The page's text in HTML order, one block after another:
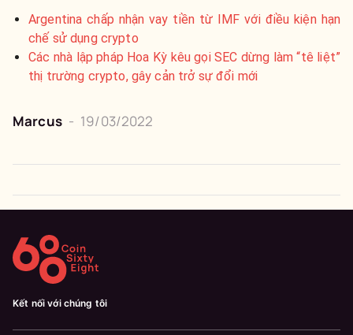
Argentina chấp nhận vay tiền từ IMF với điều kiện hạn
chế sử dụng crypto
Các nhà lập pháp Hoa Kỳ kêu gọi SEC dừng làm “tê liệt”
thị trường crypto, gây cản trở sự đổi mới
Marcus - 19/03/2022
Kết nối với chúng tôi